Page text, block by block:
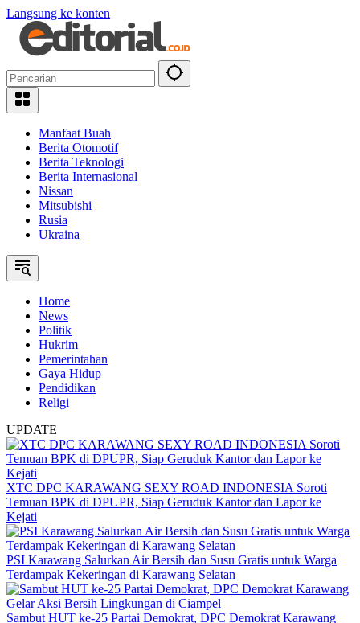
Langsung ke konten
Manfaat Buah
Berita Otomotif
Berita Teknologi
Berita Internasional
Nissan
Mitsubishi
Rusia
Ukraina
Home
News
Politik
Hukrim
Pemerintahan
Gaya Hidup
Pendidikan
Religi
UPDATE
XTC DPC KARAWANG SEXY ROAD INDONESIA Soroti
Temuan BPK di DPUPR, Siap Geruduk Kantor dan Lapor ke
Kejati
PSI Karawang Salurkan Air Bersih dan Susu Gratis untuk Warga
Terdampak Kekeringan di Karawang Selatan
Sambut HUT ke-25 Partai Demokrat, DPC Demokrat Karawang